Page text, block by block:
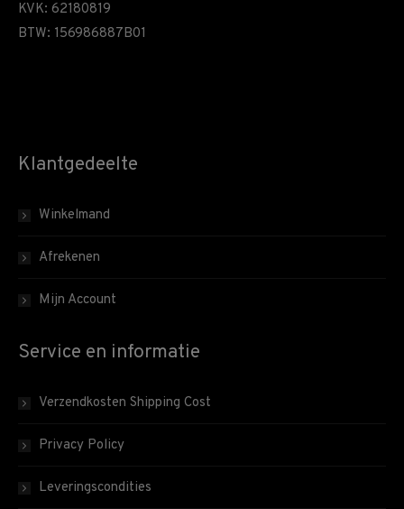
KVK: 62180819
BTW: 156986887B01
Klantgedeelte
Winkelmand
Afrekenen
Mijn Account
Service en informatie
Verzendkosten Shipping Cost
Privacy Policy
Leveringscondities